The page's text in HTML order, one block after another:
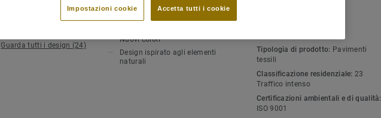
Guarda tutti i design (24)
Nuovi colori
Design ispirato agli elementi
naturali
Tipologia di prodotto: Pavimenti
tessili
Classificazione residenziale: 23
Traffico intenso
Certificazioni ambientali e di qualità:
ISO 9001
Accetta tutti i cookie
Impostazioni cookie